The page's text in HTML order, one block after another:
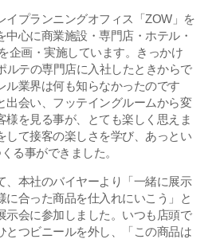
イプランニングオフィス「ZOW」を
心に商業施設・専門店・ホテル・
企画・実施しています。きっかけ
ルテの専門店に入社したときからで
ル業界は何も知らなかったのです
出会い、フッテイングルームから変
様を見る事が、とても楽しく思えま
して接客の楽しさを学び、あっとい
る事ができました。
、本社のバイヤーより「一緒に展示
に合った商品を仕入れにいこう」と
示会に参加しました。いつも店頭で
とつビニールを外し、「この商品は